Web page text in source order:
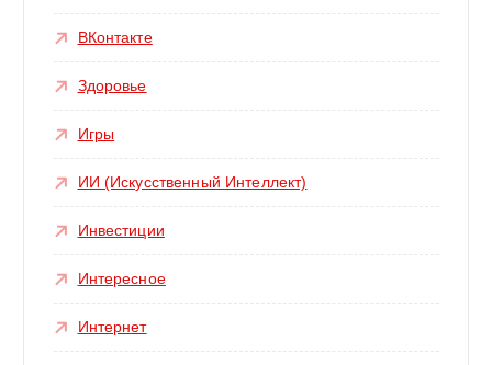
ВКонтакте
Здоровье
Игры
ИИ (Искусственный Интеллект)
Инвестиции
Интересное
Интернет